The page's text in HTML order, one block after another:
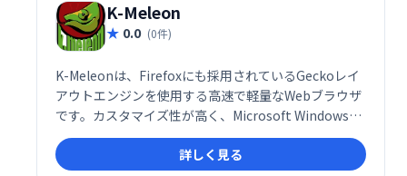
K-Meleon
0.0 (0件)
K-Meleonは、Firefoxにも採用されているGeckoレイ
アウトエンジンを使用する高速で軽量なWebブラウザ
です。カスタマイズ性が高く、Microsoft Windowsに
対応したオープンソースソフトウェアとして無料で提
供されています。少ないリソースで快適なブラウジン
詳しく見る